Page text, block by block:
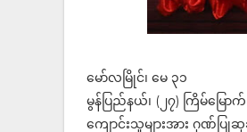
မော်လမြိုင်၊ မေ ၃၁
မွန်ပြည်နယ်၊ (၂၇) ကြိမ်မြေ
ကျောင်းသူများအား ဂုဏ်ပြု